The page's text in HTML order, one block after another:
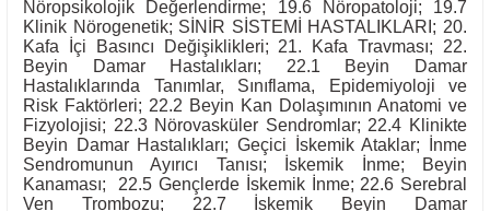
Nöropsikolojik Değerlendirme; 19.6 Nöropatoloji; 19.7
Klinik Nörogenetik; SİNİR SİSTEMİ HASTALIKLARI; 20.
Kafa İçi Basıncı Değişiklikleri; 21. Kafa Travması; 22.
Beyin Damar Hastalıkları; 22.1 Beyin Damar
Hastalıklarında Tanımlar, Sınıflama, Epidemiyoloji ve
Risk Faktörleri; 22.2 Beyin Kan Dolaşımının Anatomi ve
Fizyolojisi; 22.3 Nörovasküler Sendromlar; 22.4 Klinikte
Beyin Damar Hastalıkları; Geçici İskemik Ataklar; İnme
Sendromunun Ayırıcı Tanısı; İskemik İnme; Beyin
Kanaması;
22.5 Gençlerde İskemik İnme; 22.6 Serebral
Ven Trombozu; 22.7 İskemik Beyin Damar